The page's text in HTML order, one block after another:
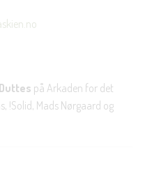
Duttes på Arkaden for det
!Solid, Mads Nørgaard og